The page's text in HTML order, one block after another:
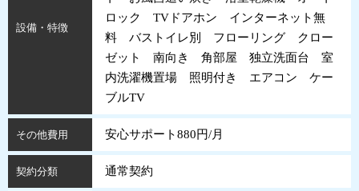
設備・特徴
ロック TVドアホン インターネット無
料 バストイレ別 フローリング クロー
ゼット 南向き 角部屋 独立洗面台 室
内洗濯機置場 照明付き エアコン ケー
ブルTV
その他費用 安心サポート880円/月
契約分類 通常契約